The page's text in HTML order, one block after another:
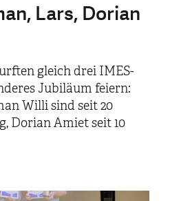
Lars, Dorian
gleich drei IMES-
Jubiläum feiern:
Willi sind seit 20
Dorian Amiet seit 10